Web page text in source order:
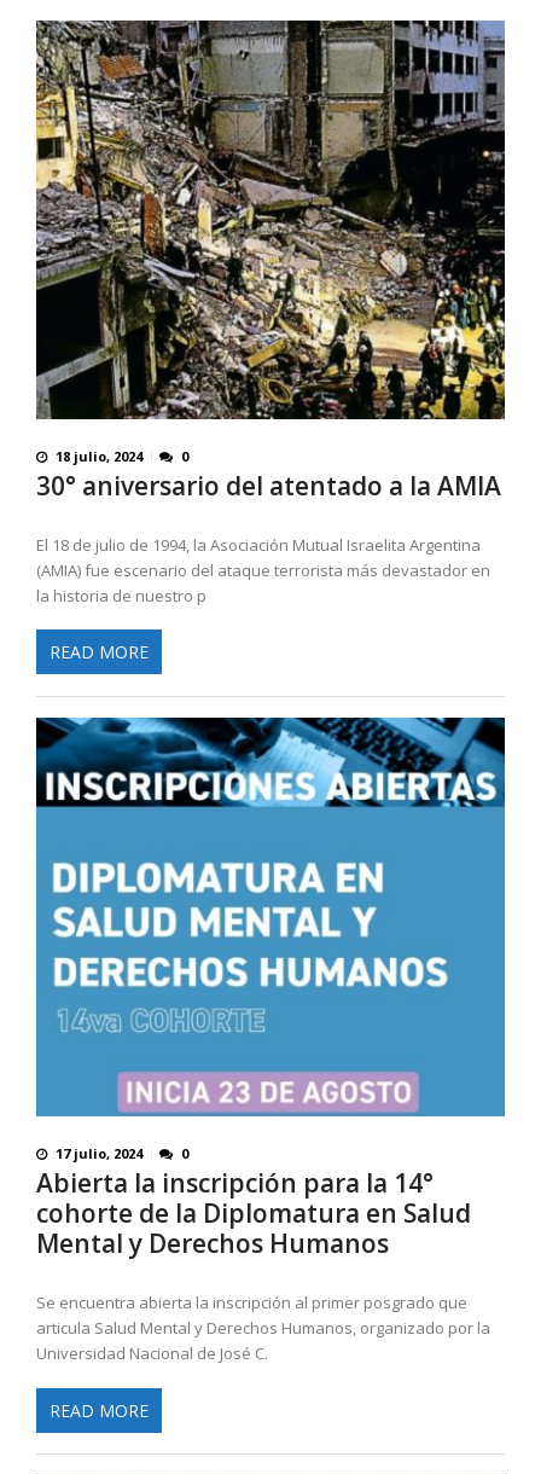
18 julio, 2024 0
30° aniversario del atentado a la AMIA
El 18 de julio de 1994, la Asociación Mutual Israelita Argentina
(AMIA) fue escenario del ataque terrorista más devastador en
la historia de nuestro p
READ MORE
17 julio, 2024 0
Abierta la inscripción para la 14°
cohorte de la Diplomatura en Salud
Mental y Derechos Humanos
Se encuentra abierta la inscripción al primer posgrado que
articula Salud Mental y Derechos Humanos, organizado por la
Universidad Nacional de José C.
READ MORE